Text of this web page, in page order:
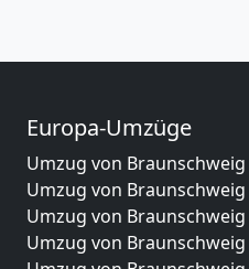
Europa-Umzüge
Umzug von
Umzug von
Umzug von
Umzug von